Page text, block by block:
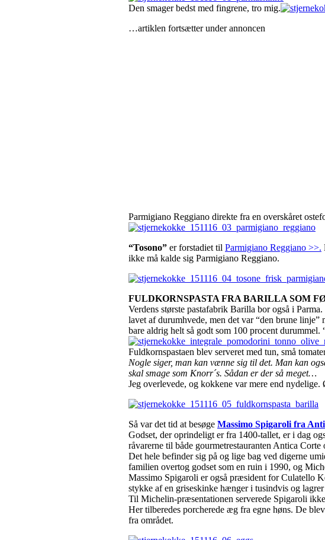
Den smager bedst med fingrene, tro mig.
…artiklen fortsætter under annoncen
Parmigiano Reggiano direkte fra en overskåret
“Tosono” er forstadiet til Parmigiano Reggiano >>.
ikke må kalde sig Parmigiano Reggiano.
FULDKORNSPASTA FRA BARILLA SOM
Verdens største pastafabrik Barilla bor også i
lavet af durumhvede, men det var “den brune
bare aldrig helt så godt som 100 procent durummel.
Fuldkornspastaen blev serveret med tun, små
Nogle siger, man kan vænne sig til det. Man kan
skal smage som Knorr´s. Sådan er der så meget…
Jeg overlevede, og kokkene var mere end
Så var det tid at besøge Massimo Spigaroli fra
Godset, der oprindeligt er fra 1400-tallet, er i dag
råvarerne til både gourmetrestauranten Antica
Det hele befinder sig på og lige bag ved digerne
familien overtog godset som en ruin i 1990, og
Massimo Spigaroli er også præsident for Culatello
stykke af en griseskinke hænger i tusindvis og
Til Michelin-præsentationen serverede Spigaroli
Her tilberedes porcherede æg fra egne høns. De
fra området.